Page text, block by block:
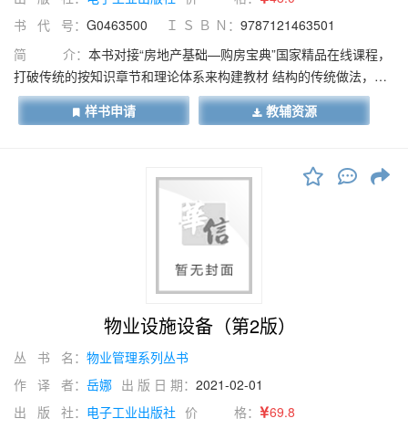
书 代 号： G0463500 Ｉ Ｓ Ｂ Ｎ： 9787121463501
简 介： 本书对接“房地产基础—购房宝典”国家精品在线课程，
打破传统的按知识章节和理论体系来构建教材 结构的传统做法，创
新实用地以工作任务为主线来搭建五个购房情境：教你选对地段、
教你选对小区、教你选 对产品、教你做好交易、教你买房有保障，
对教材体系进行创新。同时，本书也融入了思政元素，以实现价值
引流、知识传授、技能培养。 本书可以根据不同类型的读者自由组
合学习内容，真正实现了专业基础教材的活页化，如将每个情境的
任 务分析和任务实施进行组合，则构成了一本精简的、实用性很强
的购房教程，可供初次置业者学习。相关知识 和学生活动实训，可
供市场营销专业房地产方向的学生学习。全书内容可供房地产经营
与管理相关专业的学生 和房地产从业人员进行专业学习。
样书申请 教辅资源
物业设施设备（第2版）
丛 书 名： 物业管理系列丛书
作 译 者： 岳娜 出 版 日 期： 2021-02-01
出 版 社： 电子工业出版社 价 格：
69.8